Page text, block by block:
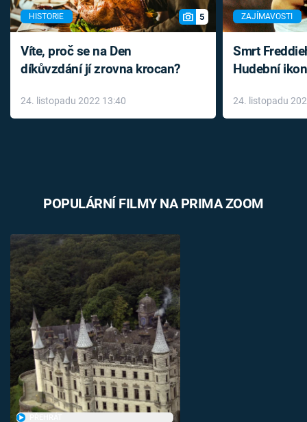
HISTORIE 5
Víte, proč se na Den
díkůvzdání jí zrovna krocan?
24. listopadu 2022 13:40
ZAJÍMAVOSTI
Smrt
Hudební
léky
24. listopadu
POPULÁRNÍ FILMY NA PRIMA ZOOM